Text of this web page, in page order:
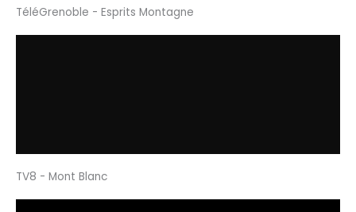
TéléGrenoble - Esprits Montagne ​
TV8 - Mont Blanc